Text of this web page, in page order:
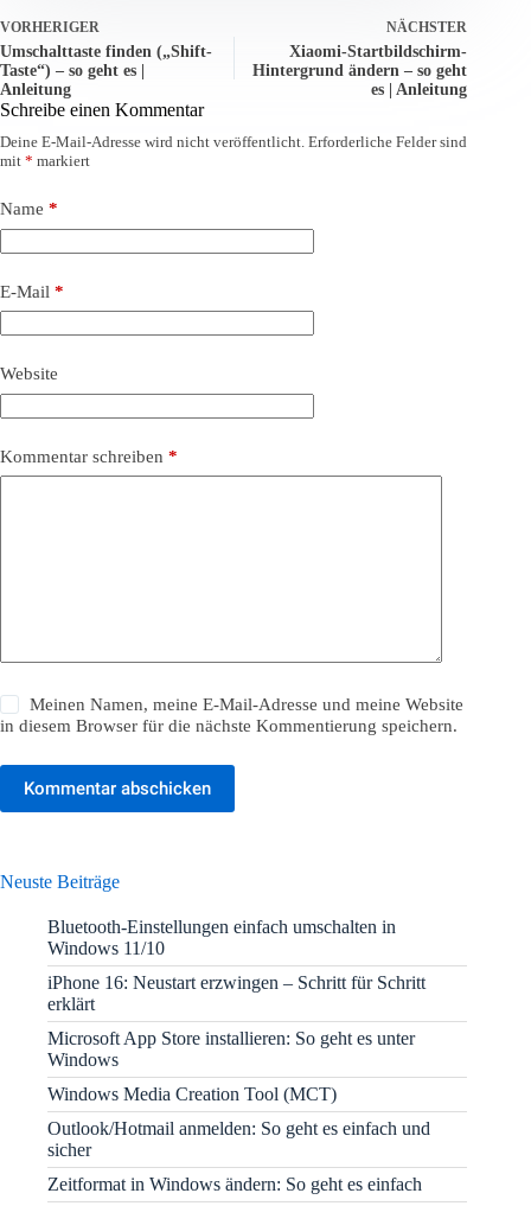
VORHERIGER
Umschalttaste finden („Shift-
Taste“) – so geht es |
Anleitung
NÄCHSTER
Xiaomi-Startbildschirm-
Hintergrund ändern – so geht
es | Anleitung
Schreibe einen Kommentar
Deine E-Mail-Adresse wird nicht veröffentlicht. Erforderliche Felder sind
mit * markiert
Name *
E-Mail *
Website
Kommentar schreiben *
Meinen Namen, meine E-Mail-Adresse und meine Website
in diesem Browser für die nächste Kommentierung speichern.
Kommentar abschicken
Neuste Beiträge
Bluetooth-Einstellungen einfach umschalten in
Windows 11/10
iPhone 16: Neustart erzwingen – Schritt für Schritt
erklärt
Microsoft App Store installieren: So geht es unter
Windows
Windows Media Creation Tool (MCT)
Outlook/Hotmail anmelden: So geht es einfach und
sicher
Zeitformat in Windows ändern: So geht es einfach